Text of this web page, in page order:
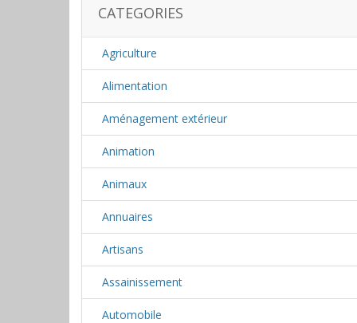
CATEGORIES
Agriculture
Alimentation
Aménagement extérieur
Animation
Animaux
Annuaires
Artisans
Assainissement
Automobile